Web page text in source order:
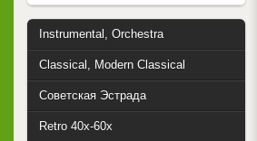
Instrumental, Orchestra
Classical, Modern Classical
Советская Эстрада
Retro 40x-60x